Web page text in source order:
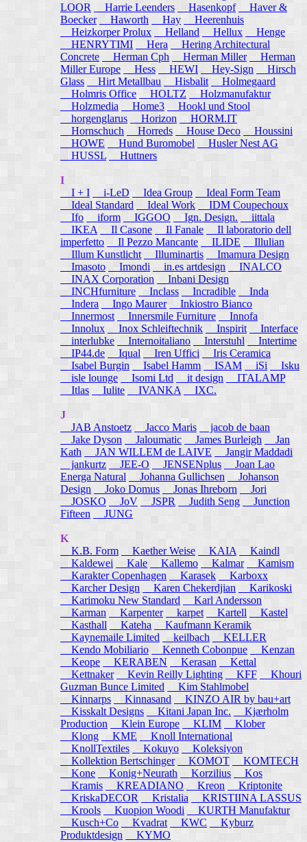
LOOR
Harrie Leenders Hasenkopf
Haver &
Boecker
Haworth Hay
Heerenhuis
Heizkorper Prolux
Helland Hellux
Henge
HENRYTIMI
Hera
Hering Architectural
Concrete
Herman Cph Herman Miller
Herman
Miller Europe
Hess HEWI Hey-Sign
Hirsch
Glass
Hirt Metallbau Hisbalit
Holmegaard
Holmris Office
HOLTZ
Holzmanufaktur
Holzmedia
Home3
Hookl und Stool
horgenglarus
Horizon
HORM.IT
Hornschuch
Horreds House Deco
Houssini
HOWE
Hund Buromobel
Husler Nest AG
HUSSL
Huttners
I
I + I
i-LeD Idea Group
Ideal Form Team
Ideal Standard
Ideal Work
IDM Coupechoux
Ifo
iform IGGOO Ign. Design.
iittala
IKEA
Il Casone Il Fanale
Il laboratorio dell
imperfetto
Il Pezzo Mancante ILIDE
Illulian
Illum Kunstlicht
Illuminartis
Imamura Design
Imasoto
Imondi in.es artdesign
INALCO
INAX Corporation
Inbani Design
INCHfurniture
Inclass Incradible
Inda
Indera
Ingo Maurer
Inkiostro Bianco
Innermost
Innersmile Furniture
Innofa
Innolux
Inox Schleiftechnik Inspirit
Interface
interlubke
Internoitaliano Interstuhl
Intertime
IP44.de
Iqual Iren Uffici
Iris Ceramica
Isabel Burgin
Isabel Hamm ISAM iSi Isku
isle lounge
Isomi Ltd it design
ITALAMP
Itlas
Iulite IVANKA IXC.
J
JAB Anstoetz
Jacco Maris
jacob de baan
Jake Dyson
Jaloumatic James Burleigh
Jan
Kath
JAN WILLEM de LAIVE
Jangir Maddadi
jankurtz JEE-O JENSENplus
Joan Lao
Energa Natural
Johanna Gullichsen
Johanson
Design
Joko Domus Jonas Ihreborn
Jori
JOSKO
JoV JSPR Judith Seng
Junction
Fifteen
JUNG
K
K.B. Form
Kaether Weise KAIA
Kaindl
Kaldewei
Kale Kallemo Kalmar
Kamism
Karakter Copenhagen
Karasek
Karboxx
Karcher Design
Karen Chekerdjian
Karikoski
Karimoku New Standard
Karl Andersson
Karman
Karpenter karpet Kartell
Kastel
Kasthall
Kateha
Kaufmann Keramik
Kaynemaile Limited keilbach
KELLER
Kendo Mobiliario
Kenneth Cobonpue
Kenzan
Keope
KERABEN Kerasan
Kettal
Kettnaker Kevin Reilly Lighting KFF
Khouri
Guzman Bunce Limited
Kim Stahlmobel
Kinnarps
Kinnasand
KINZO AIR by bau+art
Kisskalt Designs
Kitani Japan Inc.
Kjærholm
Production
Klein Europe KLIM
Klober
Klong
KME
Knoll International
KnollTextiles
Kokuyo
Koleksiyon
Kollektion Bertschinger KOMOT
KOMTECH
Kone
Konig+Neurath Korzilius
Kos
Kramis
KREADIANO Kreon
Kriptonite
KriskaDECOR
Kristalia
KRISTIINA LASSUS
Krools
Kuopion Woodi
KURTH Manufaktur
Kusch+Co
Kvadrat KWC
Kyburz
Produktdesign
KYMO